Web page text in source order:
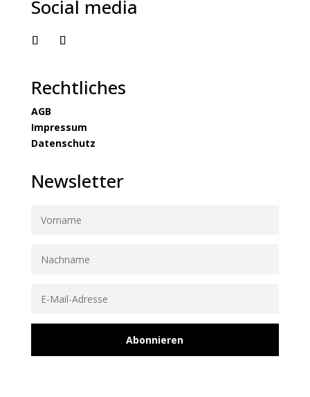
Social media
Rechtliches
AGB
Impressum
Datenschutz
Newsletter
Abonnieren